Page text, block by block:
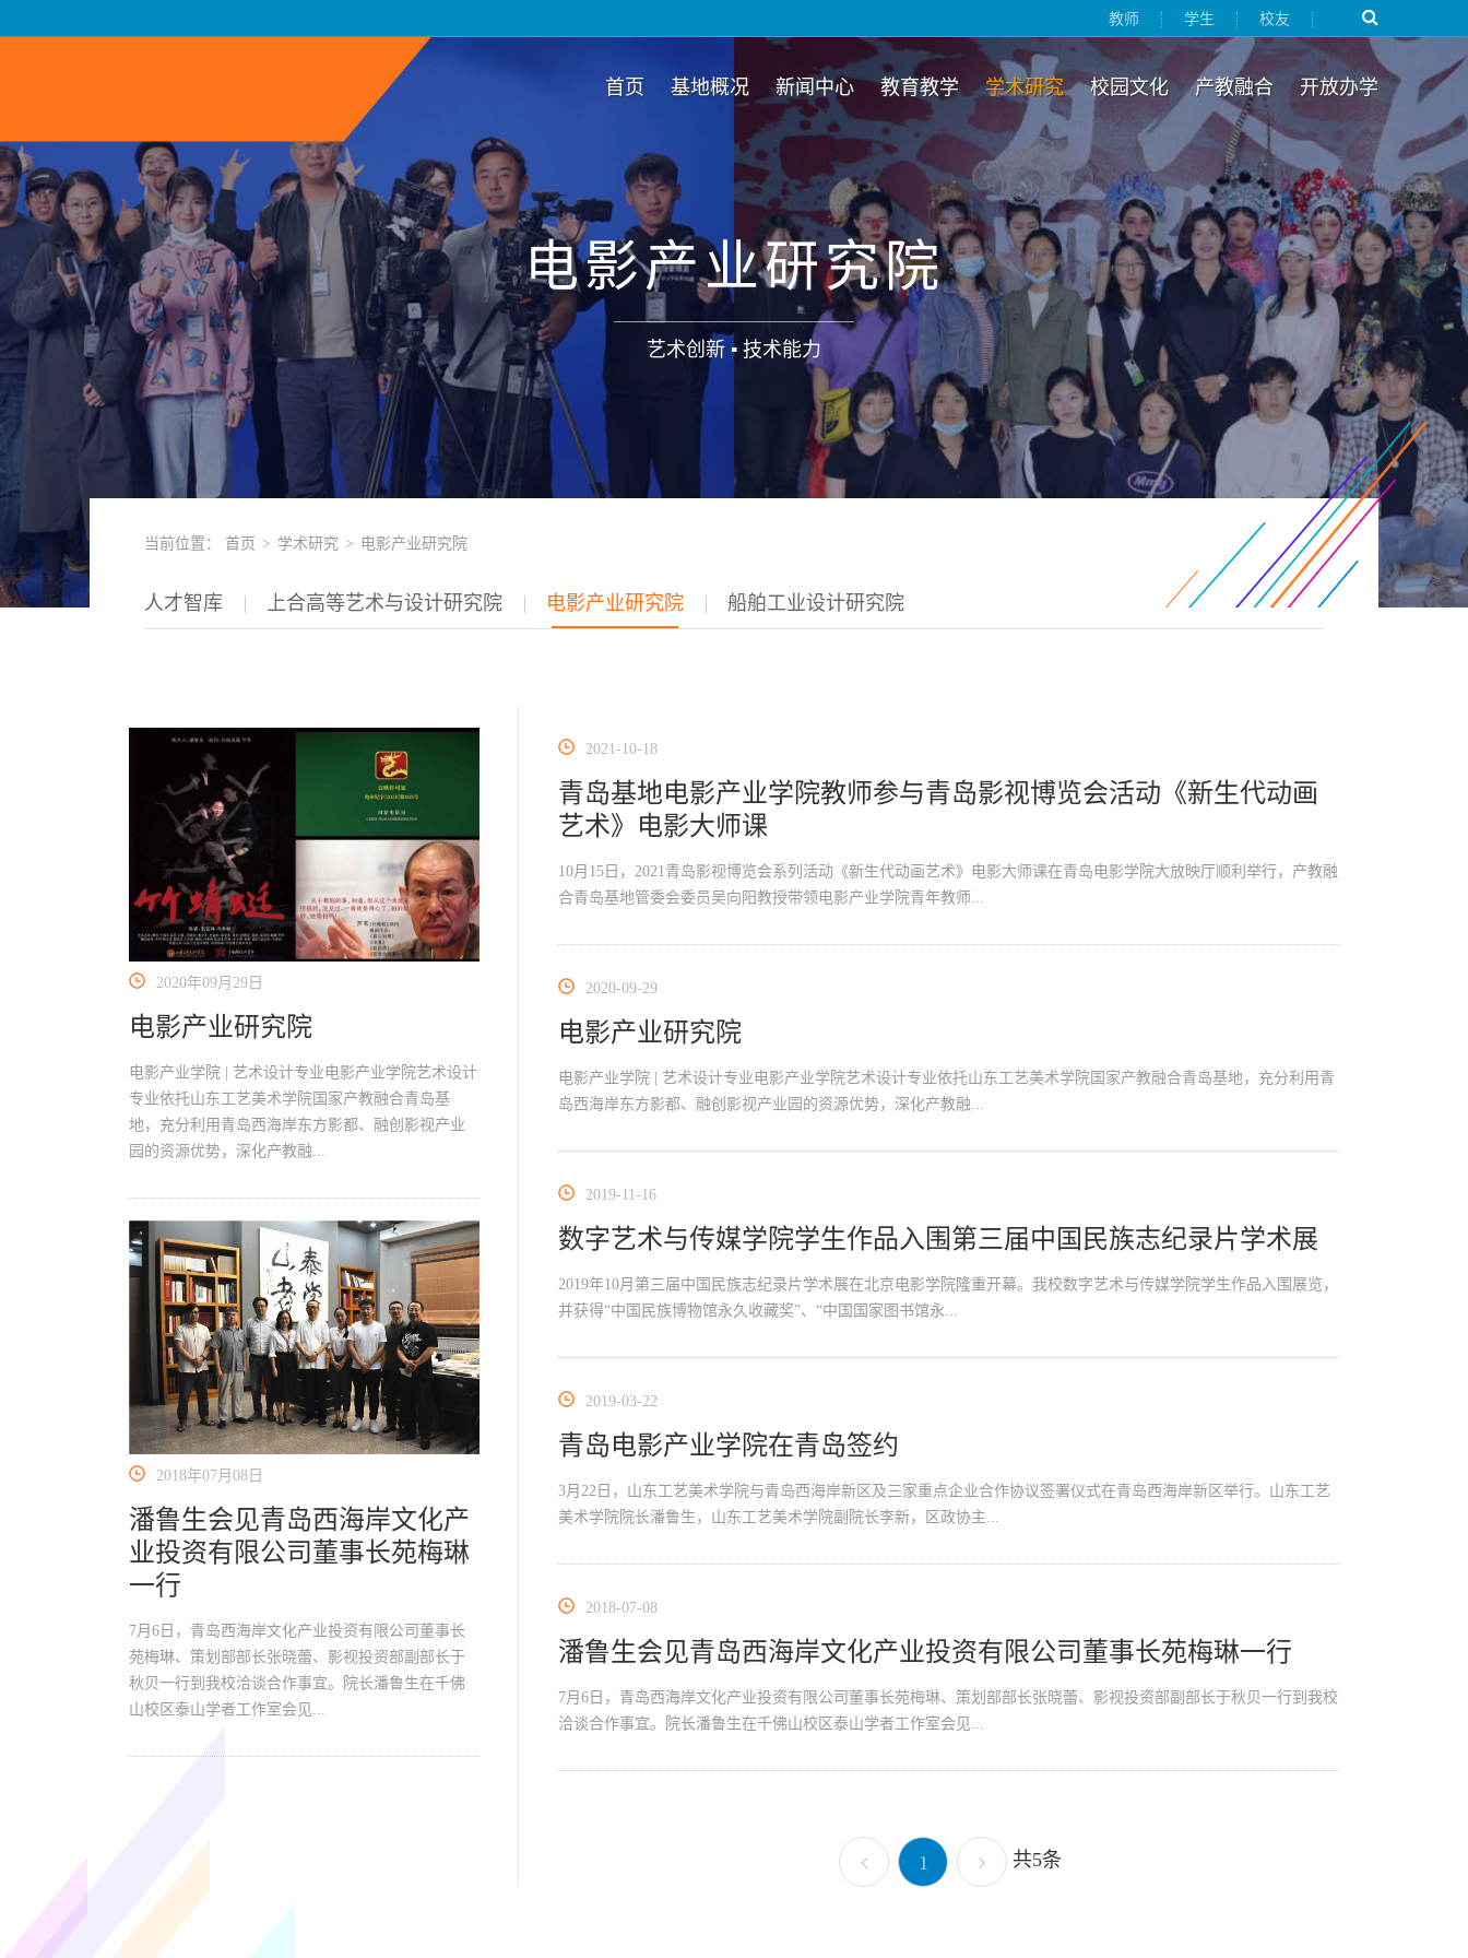
教师 学生 校友
首页 基地概况 新闻中心 教育教学 学术研究 校园文化 产教融合 开放办学
电影产业研究院
艺术创新 ▪ 技术能力
当前位置：首页 > 学术研究 > 电影产业研究院
人才智库 上合高等艺术与设计研究院 电影产业研究院 船舶工业设计研究院
2020年09月29日
电影产业研究院
电影产业学院 | 艺术设计专业电影产业学院艺术设计
专业依托山东工艺美术学院国家产教融合青岛基
地，充分利用青岛西海岸东方影都、融创影视产业
园的资源优势，深化产教融...
2018年07月08日
潘鲁生会见青岛西海岸文化产
业投资有限公司董事长苑梅琳
一行
7月6日，青岛西海岸文化产业投资有限公司董事长
苑梅琳、策划部部长张晓蕾、影视投资部副部长于
秋贝一行到我校洽谈合作事宜。院长潘鲁生在千佛
山校区泰山学者工作室会见...
2021-10-18
青岛基地电影产业学院教师参与青岛影视博览会活动《新生代动画
艺术》电影大师课
10月15日，2021青岛影视博览会系列活动《新生代动画艺术》电影大师课在青岛电影学院大放映厅顺利举行，产教融
合青岛基地管委会委员吴向阳教授带领电影产业学院青年教师...
2020-09-29
电影产业研究院
电影产业学院 | 艺术设计专业电影产业学院艺术设计专业依托山东工艺美术学院国家产教融合青岛基地，充分利用青
岛西海岸东方影都、融创影视产业园的资源优势，深化产教融...
2019-11-16
数字艺术与传媒学院学生作品入围第三届中国民族志纪录片学术展
2019年10月第三届中国民族志纪录片学术展在北京电影学院隆重开幕。我校数字艺术与传媒学院学生作品入围展览，
并获得“中国民族博物馆永久收藏奖”、“中国国家图书馆永...
2019-03-22
青岛电影产业学院在青岛签约
3月22日，山东工艺美术学院与青岛西海岸新区及三家重点企业合作协议签署仪式在青岛西海岸新区举行。山东工艺
美术学院院长潘鲁生，山东工艺美术学院副院长李新，区政协主...
2018-07-08
潘鲁生会见青岛西海岸文化产业投资有限公司董事长苑梅琳一行
7月6日，青岛西海岸文化产业投资有限公司董事长苑梅琳、策划部部长张晓蕾、影视投资部副部长于秋贝一行到我校
洽谈合作事宜。院长潘鲁生在千佛山校区泰山学者工作室会见...
1 共5条